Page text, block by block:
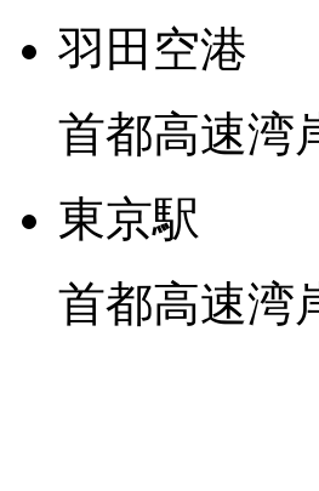
羽田空港
首都高速
東京駅
首都高速